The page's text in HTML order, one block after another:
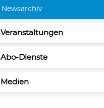
Newsarchiv(ausgewählt)
Veranstaltungen
Abo-Dienste
Medien